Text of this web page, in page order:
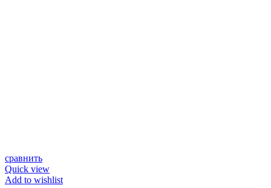
сравнить
Quick view
Add to wishlist